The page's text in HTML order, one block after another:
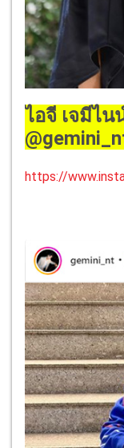
ไอจี เจมีไ
https://